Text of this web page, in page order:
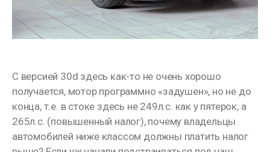
С версией 30d здесь как-то не очень хорошо
получается, мотор программно «задушен», но не до
конца, т.е. в стоке здесь не 249л.с. как у пятерок, а
265л.с. (повышенный налог), почему владельцы
автомобилей ниже классом должны платить налог